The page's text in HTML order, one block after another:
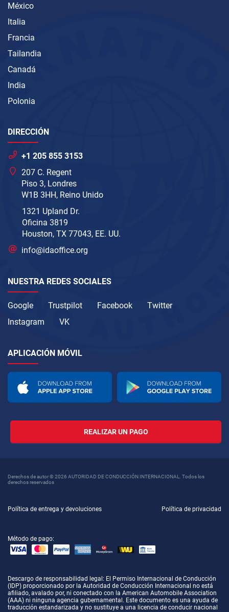
México
Italia
Francia
Tailandia
Canadá
India
Polonia
DIRECCIÓN
+1 205 855 3153
207 C. Regent
Piso 3, Londres
W1B 3HH, Reino Unido
1321 Upland Dr.
Oficina 3819
Houston, TX 77043, EE. UU.
info@idaoffice.org
NUESTRA REDES SOCIALES
Google Trustpilot Facebook
Twitter
Instagram
VK
APLICACIÓN MÓVIL
REALIZAR UN PAGO
Derechos de autor © 2026 AUTORIDAD DE CONDUCCIÓN INTERNACIONAL. Todos los
derechos reservados
Política de entrega y devoluciones Política de privacidad
Método de pago:
Descargo de responsabilidad legal : El Permiso Internacional de Conducción
(IDP) proporcionado por la Autoridad de Conducción Internacional no está
afiliado, avalado por, ni conectado con la American Automobile Association
(AAA) ni ninguna agencia gubernamental. Este documento es una ayuda de
traducción estandarizada y no sustituye a una licencia de conducir nacional